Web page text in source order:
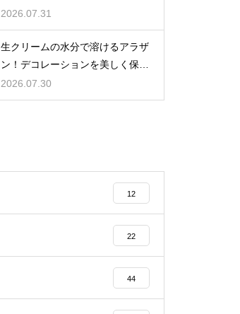
ジャムに仕上げる
2026.07.31
生クリームの水分で溶けるアラザ
ン！デコレーションを美しく保つ
ための飾るタイミングとコツ
2026.07.30
12
22
44